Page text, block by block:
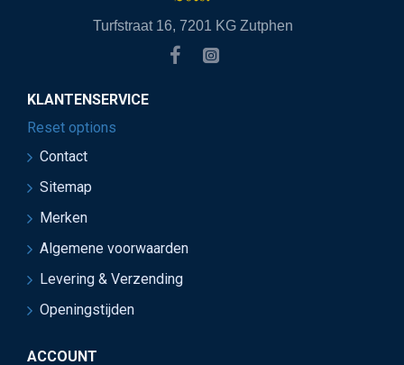
Turfstraat 16, 7201 KG Zutphen
KLANTENSERVICE
Reset options
Contact
Sitemap
Merken
Algemene voorwaarden
Levering & Verzending
Openingstijden
ACCOUNT